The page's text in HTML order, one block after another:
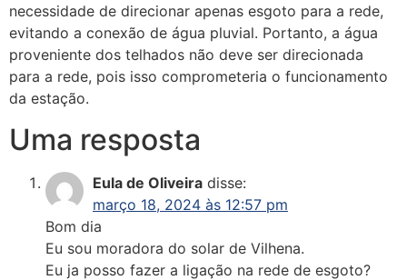
necessidade de direcionar apenas esgoto para a rede,
evitando a conexão de água pluvial. Portanto, a água
proveniente dos telhados não deve ser direcionada
para a rede, pois isso comprometeria o funcionamento
da estação.
Uma resposta
Eula de Oliveira disse:
março 18, 2024 às 12:57 pm
Bom dia
Eu sou moradora do solar de Vilhena.
Eu ja posso fazer a ligação na rede de esgoto?